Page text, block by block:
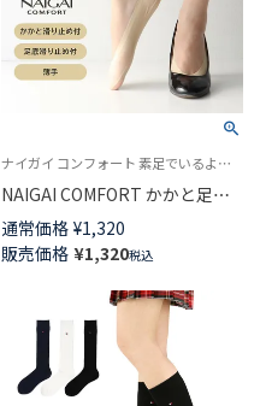
ナイガイ コンフォート 素足でいるより心地よく 履き口のごろつきが気になる時に ソックス 婦人 靴下
NAIGAI COMFORT かかと足底
すべり止め付 フットカバー カ
バーソックス レディース
03070217
通常価格 ¥1,320
販売価格 ¥1,320税込